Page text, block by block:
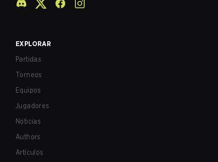
EXPLORAR
Partidas
Torneos
Equipos
Jugadores
Noticias
Authors
Artículos